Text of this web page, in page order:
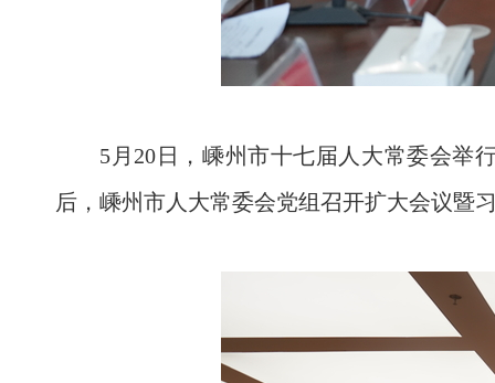
5月20日，嵊州市十七届人大常委会举
后，嵊州市人大常委会党组召开扩大会议暨